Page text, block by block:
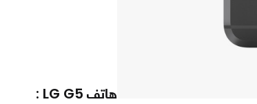
هاتف LG G5 :